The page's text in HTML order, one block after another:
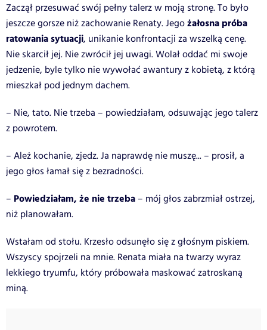
Zaczął przesuwać swój pełny talerz w moją stronę. To było
jeszcze gorsze niż zachowanie Renaty. Jegożałosna próba
ratowania sytuacji, unikanie konfrontacji za wszelką cenę.
Nie skarcił jej. Nie zwrócił jej uwagi. Wolał oddać mi swoje
jedzenie, byle tylko nie wywołać awantury z kobietą, z którą
mieszkał pod jednym dachem.
– Nie, tato. Nie trzeba – powiedziałam, odsuwając jego talerz
z powrotem.
– Ależ kochanie, zjedz. Ja naprawdę nie muszę... – prosił, a
jego głos łamał się z bezradności.
– Powiedziałam, że nie trzeba – mój głos zabrzmiał ostrzej,
niż planowałam.
Wstałam od stołu. Krzesło odsunęło się z głośnym piskiem.
Wszyscy spojrzeli na mnie. Renata miała na twarzy wyraz
lekkiego tryumfu, który próbowała maskować zatroskaną
miną.